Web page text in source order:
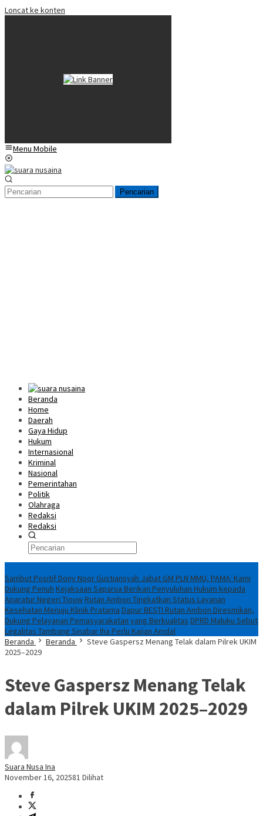
Loncat ke konten
Menu Mobile
Pencarian
Beranda
Home
Daerah
Gaya Hidup
Hukum
Internasional
Kriminal
Nasional
Pemerintahan
Politik
Olahraga
Redaksi
Redaksi
Sambut Positif Dony Noor Gustiansyah Jabat GM PLN MMU, PAMA: Kami
Dukung Penuh Kejaksaan Saparua Berikan Penyuluhan Hukum kepada
Aparatur Negeri TiouwRutan Ambon Tingkatkan Status Layanan
Kesehatan Menuju Klinik Pratama Dapur BESTI Rutan Ambon Diresmikan,
Dukung Pelayanan Pemasyarakatan yang Berkualitas DPRD Maluku Sebut
Legalitas Tambang Sinabar Iha Perlu Kajian Amdal
Beranda
Beranda
Steve Gaspersz Menang Telak dalam Pilrek UKIM
2025–2029
Steve Gaspersz Menang Telak
dalam Pilrek UKIM 2025–2029
Suara Nusa Ina
November 16, 202581 Dilihat